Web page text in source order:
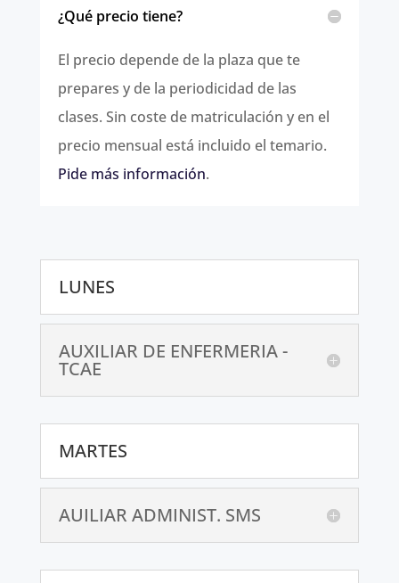
¿Qué precio tiene?
El precio depende de la plaza que te
prepares y de la periodicidad de las
clases. Sin coste de matriculación y en el
precio mensual está incluido el temario.
Pide más información.
LUNES
AUXILIAR DE ENFERMERIA -
TCAE
MARTES
AUILIAR ADMINIST. SMS